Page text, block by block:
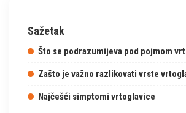
Sažetak
Što se podrazumijeva pod pojmom
Zašto je važno razlikovati vrste
Najčešći simptomi vrtoglavice